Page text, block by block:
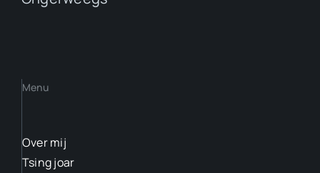
Menu
Over mij
Tsing joar